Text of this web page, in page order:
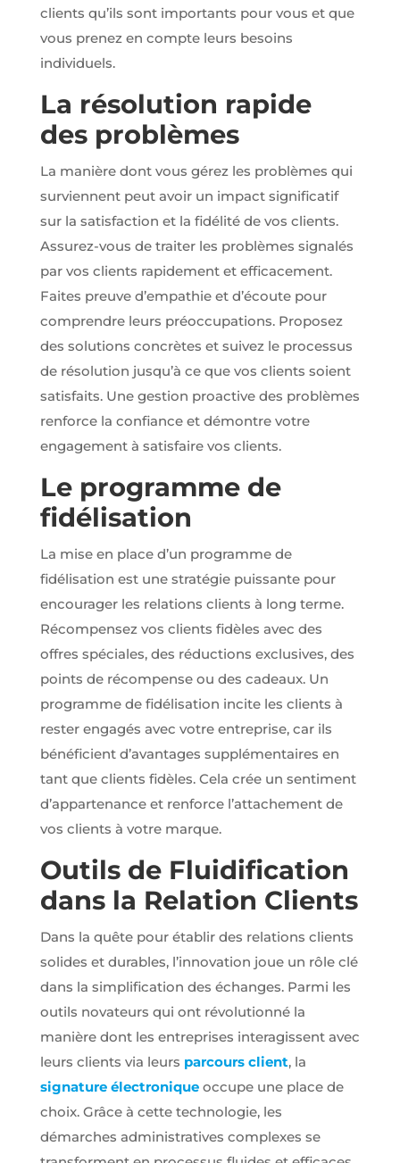
clients qu’ils sont importants pour vous et que
vous prenez en compte leurs besoins
individuels.
La résolution rapide
des problèmes
La manière dont vous gérez les problèmes qui
surviennent peut avoir un impact significatif
sur la satisfaction et la fidélité de vos clients.
Assurez-vous de traiter les problèmes signalés
par vos clients rapidement et efficacement.
Faites preuve d’empathie et d’écoute pour
comprendre leurs préoccupations. Proposez
des solutions concrètes et suivez le processus
de résolution jusqu’à ce que vos clients soient
satisfaits. Une gestion proactive des problèmes
renforce la confiance et démontre votre
engagement à satisfaire vos clients.
Le programme de
fidélisation
La mise en place d’un programme de
fidélisation est une stratégie puissante pour
encourager les relations clients à long terme.
Récompensez vos clients fidèles avec des
offres spéciales, des réductions exclusives, des
points de récompense ou des cadeaux. Un
programme de fidélisation incite les clients à
rester engagés avec votre entreprise, car ils
bénéficient d’avantages supplémentaires en
tant que clients fidèles. Cela crée un sentiment
d’appartenance et renforce l’attachement de
vos clients à votre marque.
Outils de Fluidification
dans la Relation Clients
Dans la quête pour établir des relations clients
solides et durables, l’innovation joue un rôle clé
dans la simplification des échanges. Parmi les
outils novateurs qui ont révolutionné la
manière dont les entreprises interagissent avec
leurs clients via leurs parcours client, la
signature électroniqueoccupe une place de
choix. Grâce à cette technologie, les
démarches administratives complexes se
et Facebook